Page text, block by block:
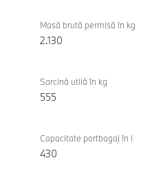
Masă brută permisă în kg
2.130
Sarcină utilă în kg
555
Capacitate portbagaj în l
430